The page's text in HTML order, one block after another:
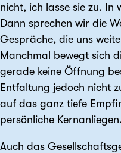
nicht, ich lasse sie zu. In
Dann sprechen wir die
Gespräche, die uns
Manchmal bewegt sich
gerade keine Öffnung
Entfaltung jedoch nicht
auf das ganz tiefe
persönliche Kernanliegen.
Auch das